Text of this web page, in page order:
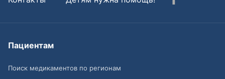
Пациентам
Поиск медикаментов по регионам